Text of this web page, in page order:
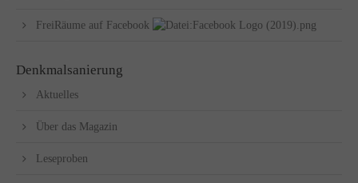
FreiRäume auf Facebook
Denkmalsanierung
Aktuelles
Über das Magazin
Leseproben